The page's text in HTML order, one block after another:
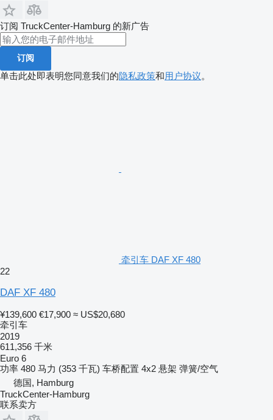
订阅 TruckCenter-Hamburg 的新广告
订阅
单击此处即表明您同意我们的隐私政策和用户协议。
牵引车 DAF XF 480
22
DAF XF 480
¥139,600 €17,900 ≈ US$20,680
牵引车
2019
611,356 千米
Euro 6
功率 480 马力 (353 千瓦) 车桥配置 4x2 悬架 弹簧/空气
德国, Hamburg
TruckCenter-Hamburg
联系卖方